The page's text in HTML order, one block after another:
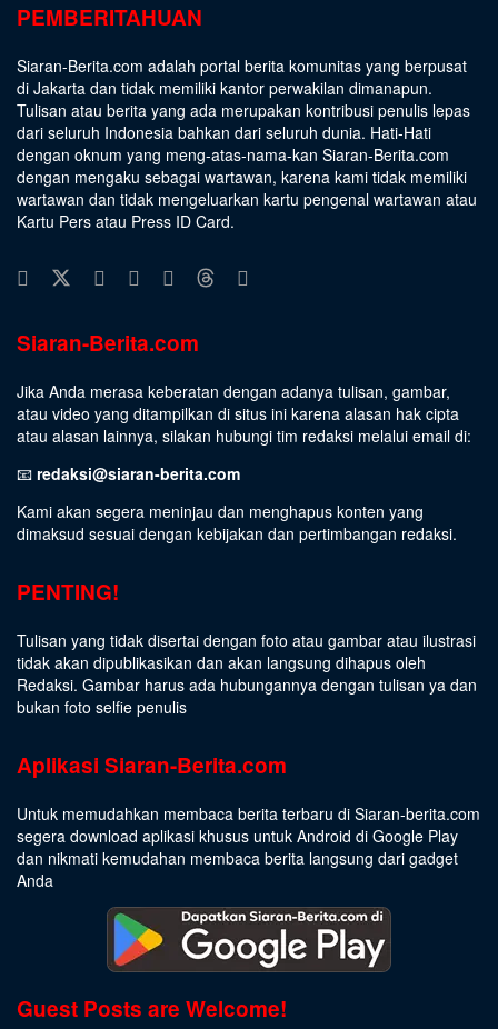
PEMBERITAHUAN
Siaran-Berita.com adalah portal berita komunitas yang berpusat
di Jakarta dan tidak memiliki kantor perwakilan dimanapun.
Tulisan atau berita yang ada merupakan kontribusi penulis lepas
dari seluruh Indonesia bahkan dari seluruh dunia. Hati-Hati
dengan oknum yang meng-atas-nama-kan Siaran-Berita.com
dengan mengaku sebagai wartawan, karena kami tidak memiliki
wartawan dan tidak mengeluarkan kartu pengenal wartawan atau
Kartu Pers atau Press ID Card.
Siaran-Berita.com
Jika Anda merasa keberatan dengan adanya tulisan, gambar,
atau video yang ditampilkan di situs ini karena alasan hak cipta
atau alasan lainnya, silakan hubungi tim redaksi melalui email di:
📧 redaksi@siaran-berita.com
Kami akan segera meninjau dan menghapus konten yang
dimaksud sesuai dengan kebijakan dan pertimbangan redaksi.
PENTING!
Tulisan yang tidak disertai dengan foto atau gambar atau ilustrasi
tidak akan dipublikasikan dan akan langsung dihapus oleh
Redaksi. Gambar harus ada hubungannya dengan tulisan ya dan
bukan foto selfie penulis
Aplikasi Siaran-Berita.com
Untuk memudahkan membaca berita terbaru di Siaran-berita.com
segera download aplikasi khusus untuk Android di Google Play
dan nikmati kemudahan membaca berita langsung dari gadget
Anda
Guest Posts are Welcome!